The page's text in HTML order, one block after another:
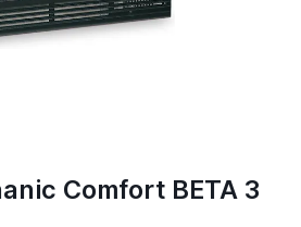
Comfort BETA 3